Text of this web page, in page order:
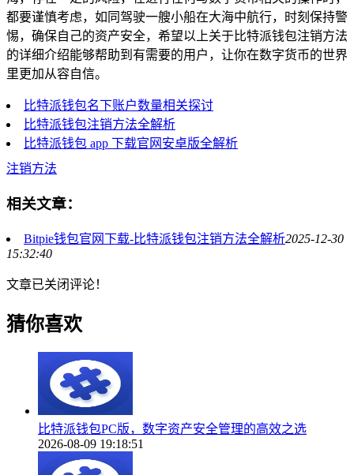
都要谨慎考虑，如同驾驶一艘小船在大海中航行，时刻保持警
惕，确保自己的资产安全，希望以上关于比特派钱包注销方法
的详细介绍能够帮助到有需要的用户，让你在数字货币的世界
里更加从容自信。
比特派钱包名下账户数量相关探讨
比特派钱包注销方法全解析
比特派钱包 app 下载官网安卓版全解析
注销方法
相关文章：
Bitpie钱包官网下载-比特派钱包注销方法全解析2025-12-30
15:32:40
文章已关闭评论！
猜你喜欢
比特派钱包PC版，数字资产安全管理的高效之选
2026-08-09 19:18:51